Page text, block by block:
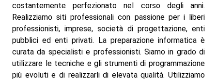
costantemente perfezionato nel corso degli anni.
Realizziamo siti professionali con passione per i liberi
professionisti, imprese, società di progettazione, enti
pubblici ed enti privati. La preparazione informatica è
curata da specialisti e professionisti. Siamo in grado di
utilizzare le tecniche e gli strumenti di programmazione
più evoluti e di realizzarli di elevata qualità. Utilizziamo